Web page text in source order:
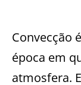
Convecção
época em
atmosfera.